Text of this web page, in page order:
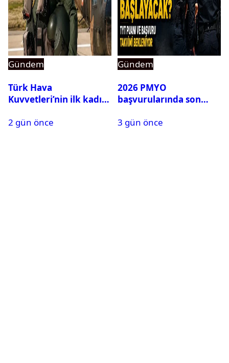
Gündem
Türk Hava
Kuvvetleri’nin ilk kadın
Karapınar hakkında
2 gün önce
Gündem
2026 PMYO
başvurularında son
3 gün önce